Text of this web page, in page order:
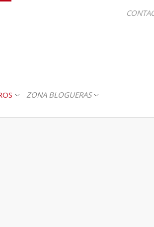
ABRIR
ZONA BLOGUERAS